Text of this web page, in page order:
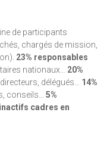
de participants
chargés de mission,
23% responsables
nationaux… 20%
délégués… 14%
conseils… 5%
cadres en